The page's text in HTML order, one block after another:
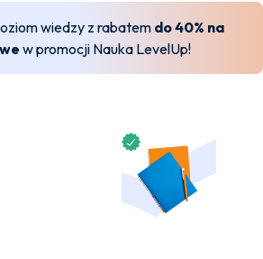
wiedzy z rabatem do 40% na
w promocji Nauka LevelUp!